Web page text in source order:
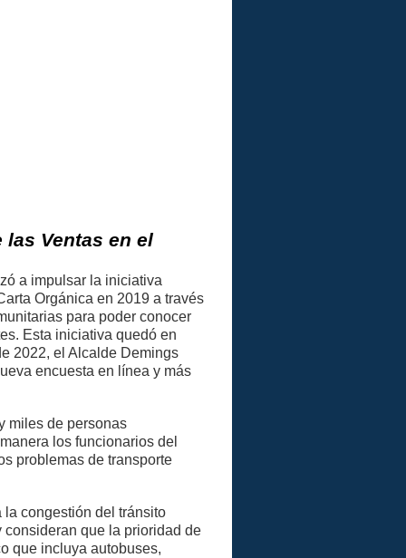
las Ventas en el
a impulsar la iniciativa
Orgánica en 2019 a través
para poder conocer
Esta iniciativa quedó en
2022, el Alcalde Demings
encuesta en línea y más
miles de personas
los funcionarios del
problemas de transporte
la congestión del tránsito
que la prioridad de
que incluya autobuses,